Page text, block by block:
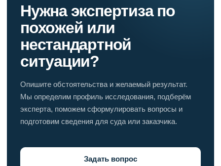
Нужна экспертиза по
похожей или
нестандартной
ситуации?
Опишите обстоятельства и желаемый результат.
Мы определим профиль исследования, подберём
эксперта, поможем сформулировать вопросы и
подготовим сведения для суда или заказчика.
Задать вопрос